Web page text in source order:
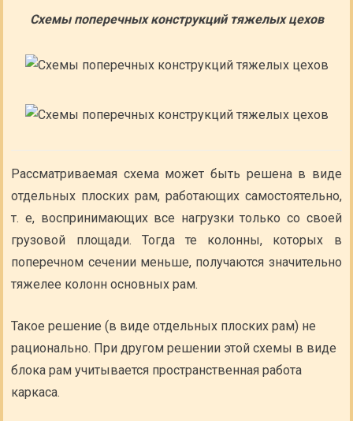
Схемы поперечных конструкций тяжелых цехов
Рассматриваемая схема может быть решена в виде
отдельных плоских рам, работающих самостоятельно,
т. е, воспринимающих все нагрузки только со своей
грузовой площади. Тогда те колонны, которых в
поперечном сечении меньше, получаются значительно
тяжелее колонн основных рам.
Такое решение (в виде отдельных плоских рам) не
рационально. При другом решении этой схемы в виде
блока рам учитывается пространственная работа
каркаса.